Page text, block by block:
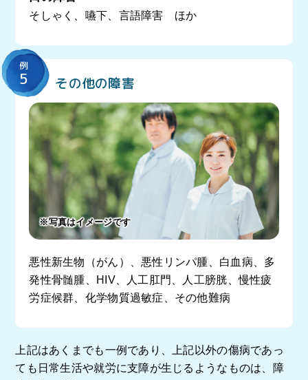
そしゃく、嚥下、言語障害 ほか
例
5 その他の障害
※写真はイメージです
悪性新生物（がん）、悪性リンパ腫、白血病、多
発性骨髄腫、HIV、人工肛門、人工膀胱、慢性疲
労症候群、化学物質過敏症、その他難病
上記はあくまでも一例であり、上記以外の傷病であっ
ても日常生活や就労に支障が生じるようなものは、障